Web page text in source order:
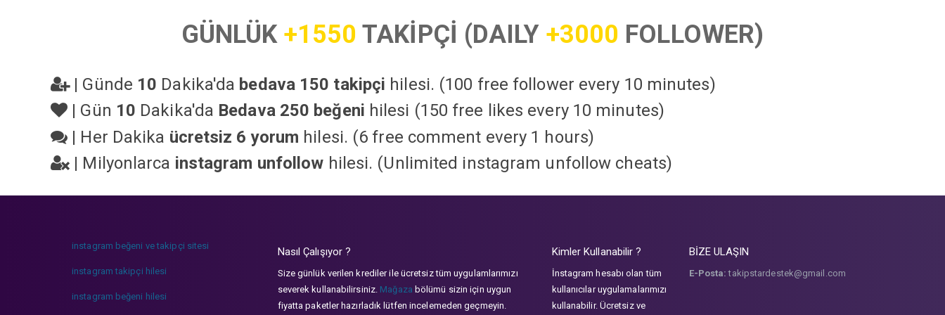
GÜNLÜK +1550 TAKİPÇİ (DAILY +3000 FOLLOWER)
| Günde 10 Dakika'da bedava 150 takipçi hilesi. (100 free follower every 10 minutes)
| Gün 10 Dakika'da Bedava 250 beğeni hilesi (150 free likes every 10 minutes)
| Her Dakika ücretsiz 6 yorum hilesi. (6 free comment every 1 hours)
| Milyonlarca instagram unfollow hilesi. (Unlimited instagram unfollow cheats)
instagram beğeni ve takipçi sitesi
instagram takipçi hilesi
instagram beğeni hilesi
Nasıl Çalışıyor ?
Size günlük verilen krediler ile ücretsiz tüm uygulamlarımızı
severek kullanabilirsiniz. Mağaza bölümü sizin için uygun
fiyatta paketler hazırladık lütfen incelemeden geçmeyin.
Kimler Kullanabilir ?
İnstagram hesabı olan tüm
kullanıcılar uygulamalarımızı
kullanabilir. Ücretsiz ve
BİZE ULAŞIN
E-Posta: takipstardestek@gmail.com